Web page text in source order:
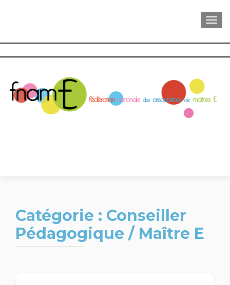
Catégorie : Conseiller
Pédagogique / Maître E